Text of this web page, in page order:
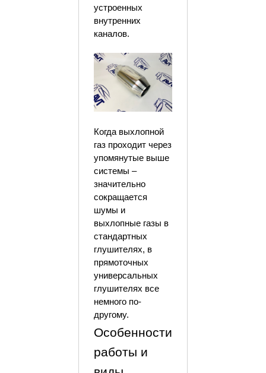
устроенных
внутренних
каналов.
Когда выхлопной
газ проходит через
упомянутые выше
системы –
значительно
сокращается
шумы и
выхлопные газы в
стандартных
глушителях, в
прямоточных
универсальных
глушителях все
немного по-
другому.
Особенности
работы и